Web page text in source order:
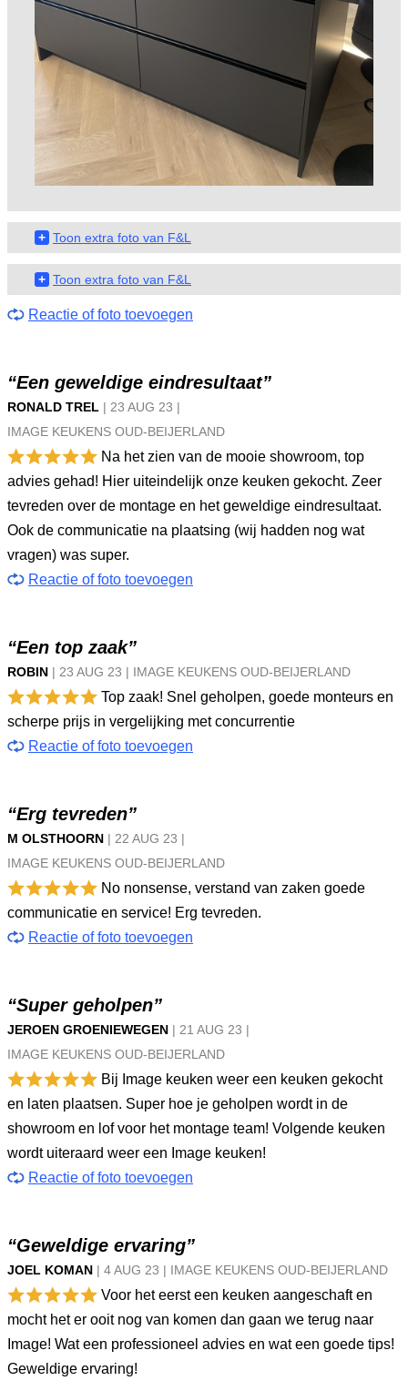
+ Toon extra foto van F&L
+ Toon extra foto van F&L
Reactie of foto toevoegen
“Een geweldige eindresultaat”
RONALD TREL | 23 AUG 23 |
IMAGE KEUKENS OUD-BEIJERLAND
Na het zien van de mooie showroom, top
advies gehad! Hier uiteindelijk onze keuken gekocht. Zeer
tevreden over de montage en het geweldige eindresultaat.
Ook de communicatie na plaatsing (wij hadden nog wat
vragen) was super.
Reactie of foto toevoegen
“Een top zaak”
ROBIN | 23 AUG 23 | IMAGE KEUKENS OUD-BEIJERLAND
Top zaak! Snel geholpen, goede monteurs en
scherpe prijs in vergelijking met concurrentie
Reactie of foto toevoegen
“Erg tevreden”
M OLSTHOORN | 22 AUG 23 |
IMAGE KEUKENS OUD-BEIJERLAND
No nonsense, verstand van zaken goede
communicatie en service! Erg tevreden.
Reactie of foto toevoegen
“Super geholpen”
JEROEN GROENIEWEGEN | 21 AUG 23 |
IMAGE KEUKENS OUD-BEIJERLAND
Bij Image keuken weer een keuken gekocht
en laten plaatsen. Super hoe je geholpen wordt in de
showroom en lof voor het montage team! Volgende keuken
wordt uiteraard weer een Image keuken!
Reactie of foto toevoegen
“Geweldige ervaring”
JOEL KOMAN | 4 AUG 23 | IMAGE KEUKENS OUD-BEIJERLAND
Voor het eerst een keuken aangeschaft en
mocht het er ooit nog van komen dan gaan we terug naar
Image! Wat een professioneel advies en wat een goede tips!
Geweldige ervaring!